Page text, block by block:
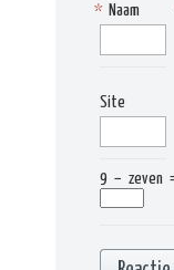
Naam
*
Site
9 − zeven